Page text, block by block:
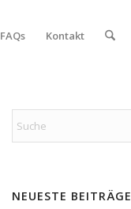
FAQs Kontakt
NEUESTE BEITRÄGE